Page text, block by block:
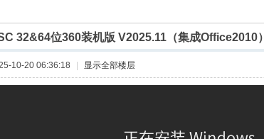
索
32&64位360装机版 V2025.11（集成Office2010）
10-20 06:36:18 显示全部楼层